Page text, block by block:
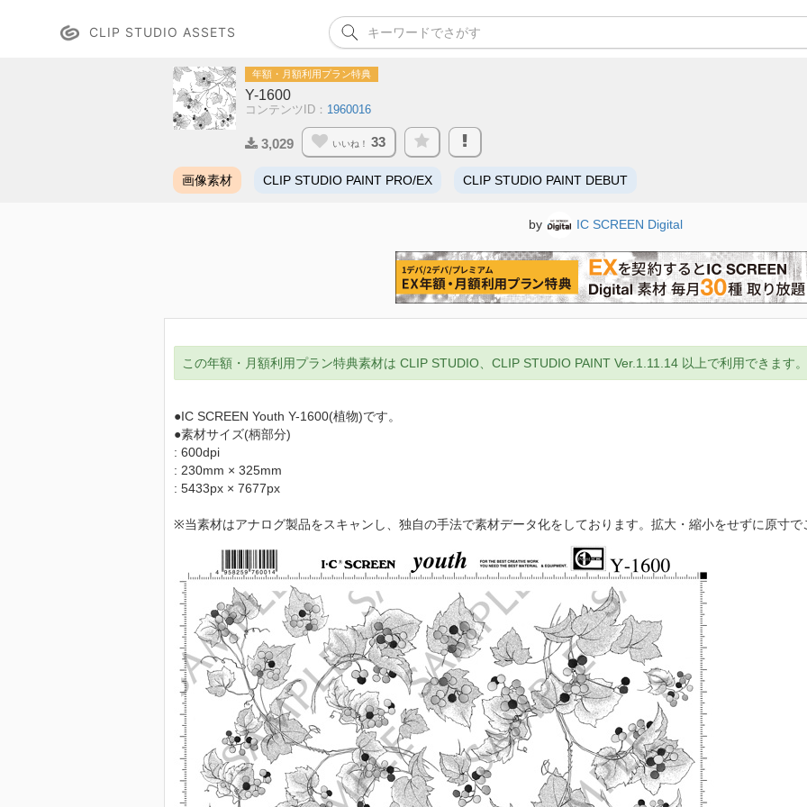
CLIP STUDIO ASSETS
年額・月額利用プラン特典
Y-1600
コンテンツID： 1960016
3,029 いいね！ 33
画像素材 CLIP STUDIO PAINT PRO/EX CLIP STUDIO PAINT DEBUT
by IC SCREEN Digital
この年額・月額利用プラン特典素材は CLIP STUDIO、CLIP STUDIO PAINT Ver.1.11.14 以上で利用できます
●IC SCREEN Youth Y-1600(植物)です。
●素材サイズ(柄部分)
: 600dpi
: 230mm × 325mm
: 5433px × 7677px
※当素材はアナログ製品をスキャンし、独自の手法で素材データ化をしております。拡大・縮小をせずに原寸で